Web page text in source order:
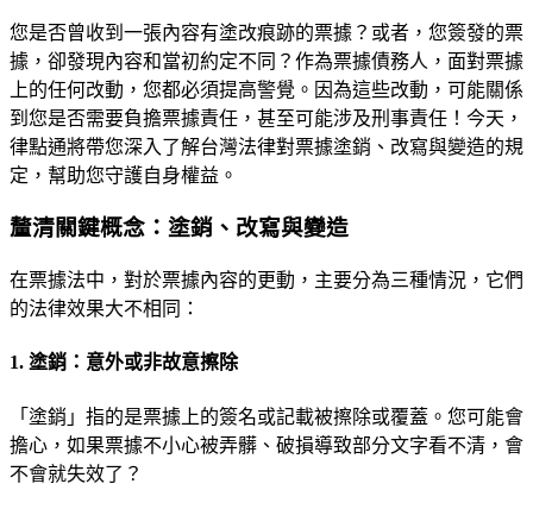
您是否曾收到一張內容有塗改痕跡的票據？或者，您簽發的票
據，卻發現內容和當初約定不同？作為票據債務人，面對票據
上的任何改動，您都必須提高警覺。因為這些改動，可能關係
到您是否需要負擔票據責任，甚至可能涉及刑事責任！今天，
律點通將帶您深入了解台灣法律對票據塗銷、改寫與變造的規
定，幫助您守護自身權益。
釐清關鍵概念：塗銷、改寫與變造
在票據法中，對於票據內容的更動，主要分為三種情況，它們
的法律效果大不相同：
1. 塗銷：意外或非故意擦除
「塗銷」指的是票據上的簽名或記載被擦除或覆蓋。您可能會
擔心，如果票據不小心被弄髒、破損導致部分文字看不清，會
不會就失效了？